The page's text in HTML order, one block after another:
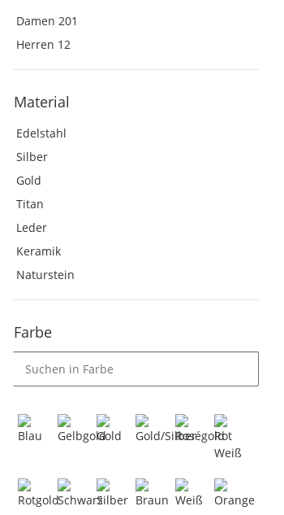
Damen 201
Herren 12
Material
Edelstahl
Silber
Gold
Titan
Leder
Keramik
Naturstein
Farbe